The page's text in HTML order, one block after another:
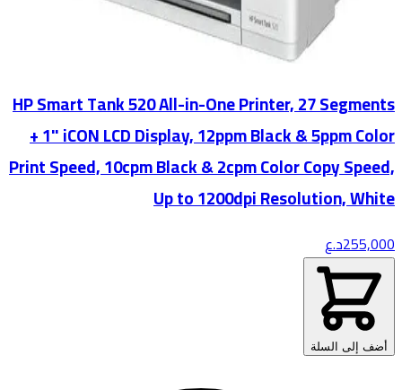
HP Smart Tank 520 All-in-One Printer, 27 Segments
+ 1" iCON LCD Display, 12ppm Black & 5ppm Color
Print Speed, 10cpm Black & 2cpm Color Copy Speed,
Up to 1200dpi Resolution, White
255,000د.ع
أضف إلى السلة